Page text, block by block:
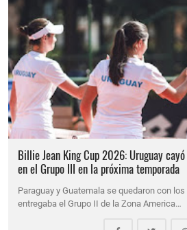
Billie Jean King Cup 2026: Uruguay
en el Grupo III en la próxima temporada
Paraguay y Guatemala se quedaron con
entregaba el Grupo II de la Zona America…